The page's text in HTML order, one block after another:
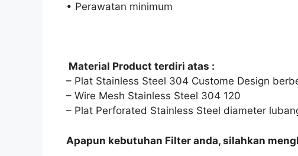
• Perawatan minimum
Material Product terdiri atas :
– Plat Stainless Steel 304 Custome Design
– Wire Mesh Stainless Steel 304 120
– Plat Perforated Stainless Steel diameter
Apapun kebutuhan Filter anda, silahkan